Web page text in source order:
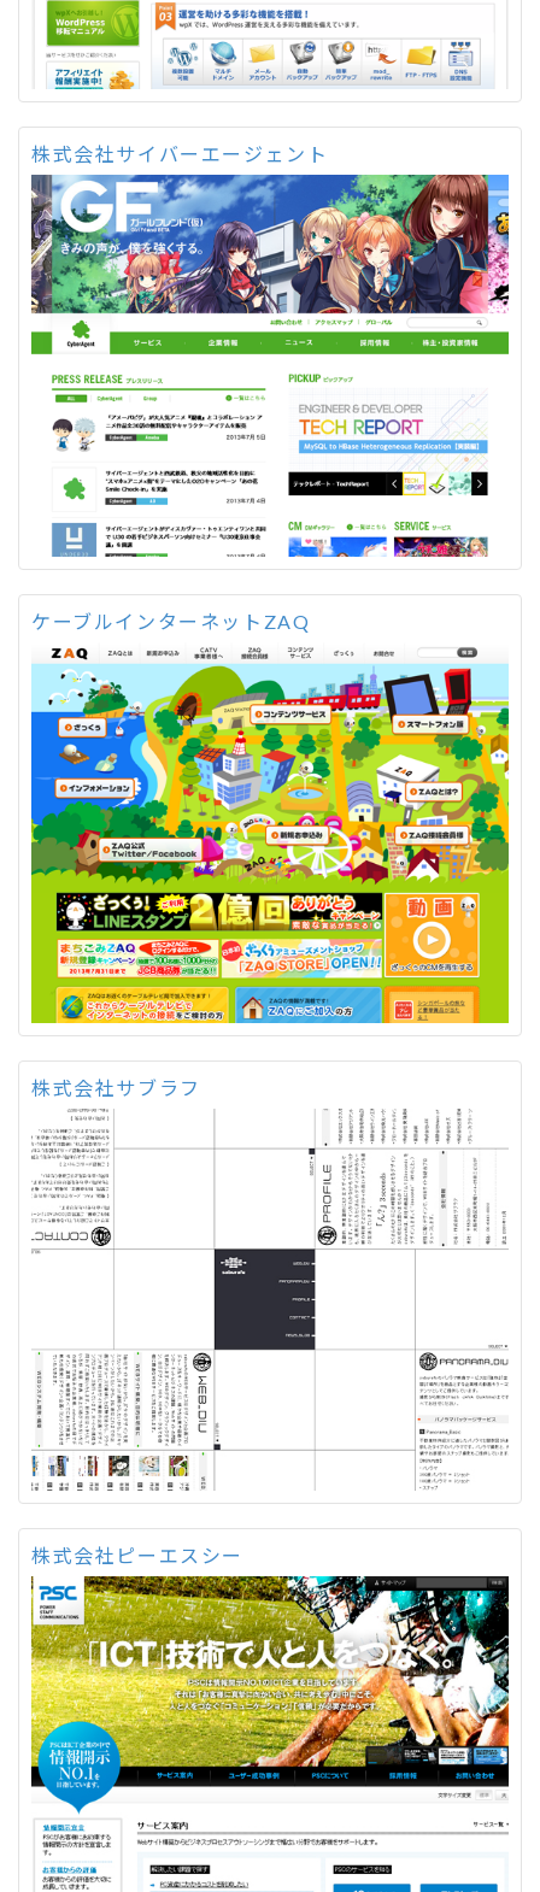
株式会社サイバーエージェント
ケーブルインターネットZAQ
株式会社サブラフ
株式会社ピーエスシー